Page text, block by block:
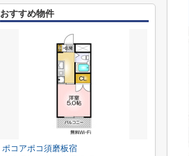
おすすめ物件
ポコアポコ須磨板宿